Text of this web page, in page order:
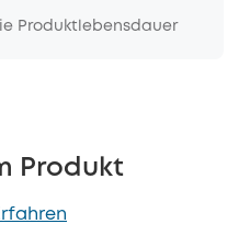
Produktlebensdauer
Produkt